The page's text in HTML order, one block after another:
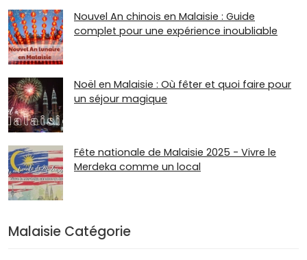
Nouvel An chinois en Malaisie : Guide
complet pour une expérience inoubliable
Noël en Malaisie : Où fêter et quoi faire pour
un séjour magique
Fête nationale de Malaisie 2025 - Vivre le
Merdeka comme un local
Malaisie Catégorie